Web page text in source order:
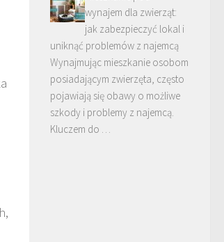
wynajem dla zwierząt:
jak zabezpieczyć lokal i
uniknąć problemów z najemcą
Wynajmując mieszkanie osobom
posiadającym zwierzęta, często
pojawiają się obawy o możliwe
szkody i problemy z najemcą.
Kluczem do …